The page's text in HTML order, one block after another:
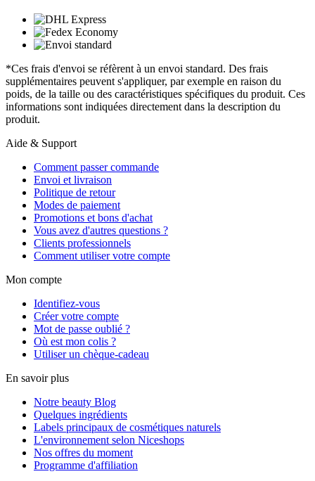
*Ces frais d'envoi se réfèrent à un envoi standard. Des frais
supplémentaires peuvent s'appliquer, par exemple en raison du
poids, de la taille ou des caractéristiques spécifiques du produit. Ces
informations sont indiquées directement dans la description du
produit.
Aide & Support
Comment passer commande
Envoi et livraison
Politique de retour
Modes de paiement
Promotions et bons d'achat
Vous avez d'autres questions ?
Clients professionnels
Comment utiliser votre compte
Mon compte
Identifiez-vous
Créer votre compte
Mot de passe oublié ?
Où est mon colis ?
Utiliser un chèque-cadeau
En savoir plus
Notre beauty Blog
Quelques ingrédients
Labels principaux de cosmétiques naturels
L'environnement selon Niceshops
Nos offres du moment
Programme d'affiliation